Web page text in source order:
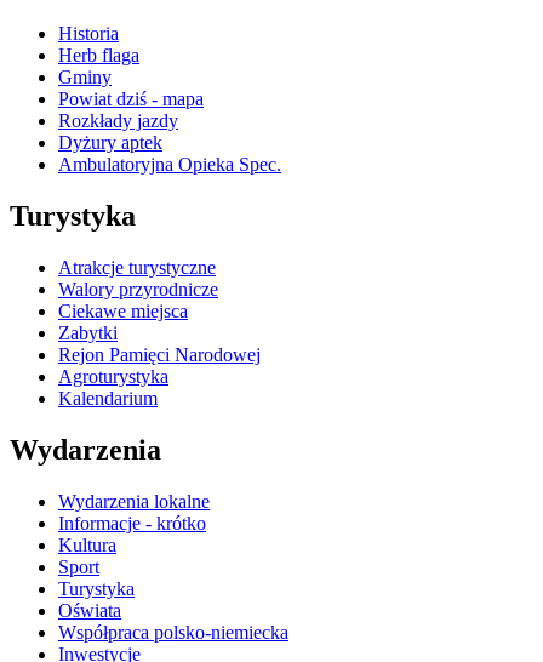
Historia
Herb flaga
Gminy
Powiat dziś - mapa
Rozkłady jazdy
Dyżury aptek
Ambulatoryjna Opieka Spec.
Turystyka
Atrakcje turystyczne
Walory przyrodnicze
Ciekawe miejsca
Zabytki
Rejon Pamięci Narodowej
Agroturystyka
Kalendarium
Wydarzenia
Wydarzenia lokalne
Informacje - krótko
Kultura
Sport
Turystyka
Oświata
Współpraca polsko-niemiecka
Inwestycje